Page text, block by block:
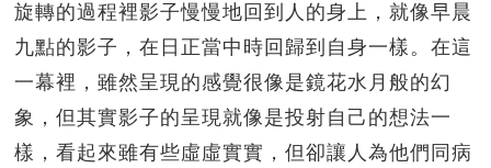
旋轉的過程裡影子慢慢地回到人的身上，就像早晨
九點的影子，在日正當中時回歸到自身一樣。在這
一幕裡，雖然呈現的感覺很像是鏡花水月般的幻
象，但其實影子的呈現就像是投射自己的想法一
樣，看起來雖有些虛虛實實，但卻讓人為他們同病